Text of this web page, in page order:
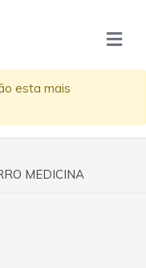
esta mais
MEDICINA